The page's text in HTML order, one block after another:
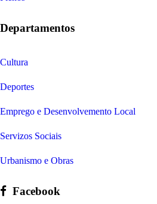
correo@camarinas.net
Concellerías